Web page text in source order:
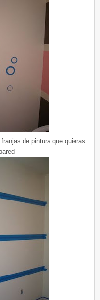
de pintura que quieras